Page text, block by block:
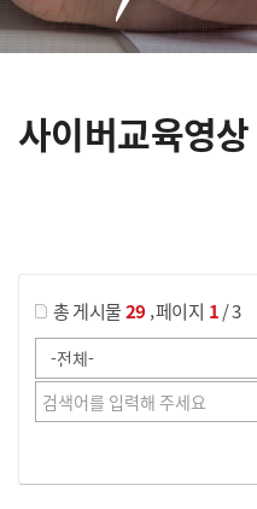
사이버교육영상
총 게시물29 ,페이지 1/ 3